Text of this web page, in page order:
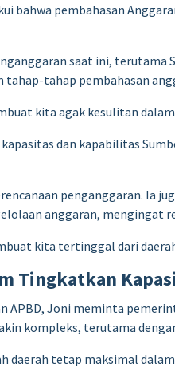
bahwa pembahasan
saat ini, terutama
tahap pembahasan
kita agak kesulitan
dan kapabilitas
penganggaran. Ia
anggaran, mengingat
kita tertinggal dari
Tingkatkan
APBD, Joni meminta
kompleks, terutama
daerah tetap maksimal